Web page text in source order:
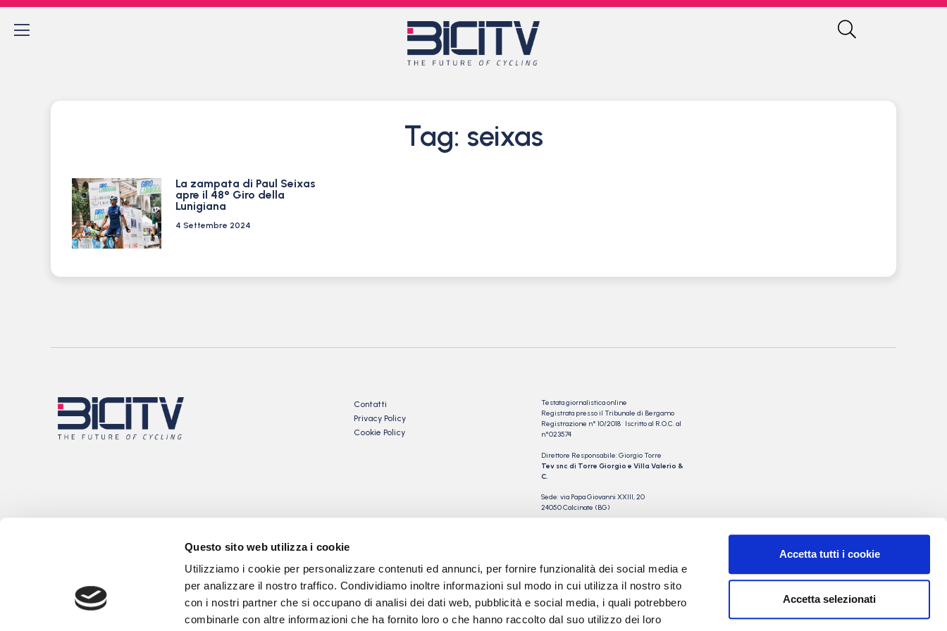
Questo sito web utilizza i cookie
Utilizziamo i cookie per personalizzare contenuti ed annunci, per fornire funzionalità dei social media e
per analizzare il nostro traffico. Condividiamo inoltre informazioni sul modo in cui utilizza il nostro sito
con i nostri partner che si occupano di analisi dei dati web, pubblicità e social media, i quali potrebbero
combinarle con altre informazioni che ha fornito loro o che hanno raccolto dal suo utilizzo dei loro
Accetta tutti i cookie
Accetta selezionati
Tag: seixas
La zampata di Paul Seixas
apre il 48° Giro della
Lunigiana
4 Settembre 2024
Contatti
Privacy Policy
Cookie Policy
Testata giornalistica online
Registrata presso il Tribunale di Bergamo
Registrazione n° 10/2018 Iscritto al R.O.C. al
n°023574
Direttore Responsabile: Giorgio Torre
Tev snc di Torre Giorgio e Villa Valerio &
C.
Sede: via Papa Giovanni XXIII, 20
24050 Calcinate (BG)